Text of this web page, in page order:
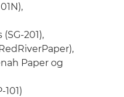
201),
Paper og